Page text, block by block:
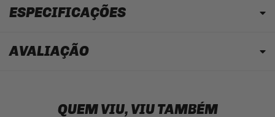
ESPECIFICAÇÕES
AVALIAÇÃO
QUEM VIU, VIU TAMBÉM